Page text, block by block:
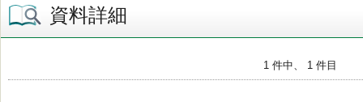
資料詳細
1 件中、 1 件目